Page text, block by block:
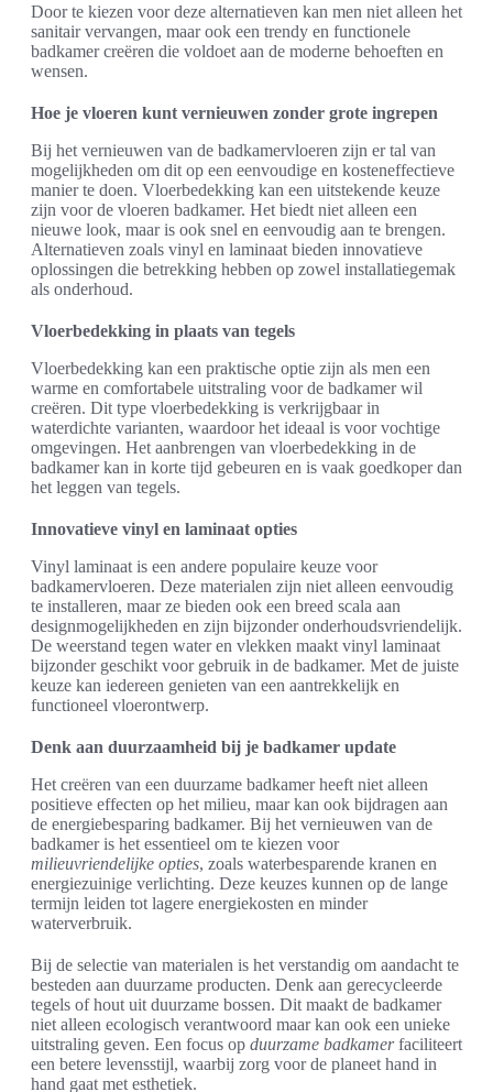
Door te kiezen voor deze alternatieven kan men niet alleen het
sanitair vervangen, maar ook een trendy en functionele
badkamer creëren die voldoet aan de moderne behoeften en
wensen.
Hoe je vloeren kunt vernieuwen zonder grote ingrepen
Bij het vernieuwen van de badkamervloeren zijn er tal van
mogelijkheden om dit op een eenvoudige en kosteneffectieve
manier te doen. Vloerbedekking kan een uitstekende keuze
zijn voor de vloeren badkamer. Het biedt niet alleen een
nieuwe look, maar is ook snel en eenvoudig aan te brengen.
Alternatieven zoals vinyl en laminaat bieden innovatieve
oplossingen die betrekking hebben op zowel installatiegemak
als onderhoud.
Vloerbedekking in plaats van tegels
Vloerbedekking kan een praktische optie zijn als men een
warme en comfortabele uitstraling voor de badkamer wil
creëren. Dit type vloerbedekking is verkrijgbaar in
waterdichte varianten, waardoor het ideaal is voor vochtige
omgevingen. Het aanbrengen van vloerbedekking in de
badkamer kan in korte tijd gebeuren en is vaak goedkoper dan
het leggen van tegels.
Innovatieve vinyl en laminaat opties
Vinyl laminaat is een andere populaire keuze voor
badkamervloeren. Deze materialen zijn niet alleen eenvoudig
te installeren, maar ze bieden ook een breed scala aan
designmogelijkheden en zijn bijzonder onderhoudsvriendelijk.
De weerstand tegen water en vlekken maakt vinyl laminaat
bijzonder geschikt voor gebruik in de badkamer. Met de juiste
keuze kan iedereen genieten van een aantrekkelijk en
functioneel vloerontwerp.
Denk aan duurzaamheid bij je badkamer update
Het creëren van een duurzame badkamer heeft niet alleen
positieve effecten op het milieu, maar kan ook bijdragen aan
de energiebesparing badkamer. Bij het vernieuwen van de
badkamer is het essentieel om te kiezen voor
milieuvriendelijke opties, zoals waterbesparende kranen en
energiezuinige verlichting. Deze keuzes kunnen op de lange
termijn leiden tot lagere energiekosten en minder
waterverbruik.
Bij de selectie van materialen is het verstandig om aandacht te
besteden aan duurzame producten. Denk aan gerecycleerde
tegels of hout uit duurzame bossen. Dit maakt de badkamer
niet alleen ecologisch verantwoord maar kan ook een unieke
uitstraling geven. Een focus op duurzame badkamerfaciliteert
een betere levensstijl, waarbij zorg voor de planeet hand in
hand gaat met esthetiek.